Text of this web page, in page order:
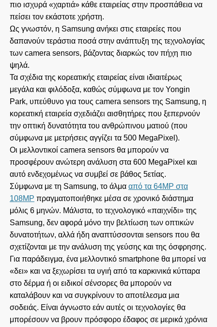
πιο ισχυρά «χαρτιά» κάθε εταιρείας στην προσπάθεια να
πείσει τον εκάστοτε χρήστη.
Ως γνωστόν, η Samsung ανήκει στις εταιρείες που
δαπανούν τεράστια ποσά στην ανάπτυξη της τεχνολογίας
των camera sensors, βάζοντας διαρκώς τον πήχη πιο
ψηλά.
Τα σχέδια της κορεατικής εταιρείας είναι ιδιαιτέρως
μεγάλα και φιλόδοξα, καθώς σύμφωνα με τον Yongin
Park, υπεύθυνο για τους camera sensors της Samsung, η
κορεατική εταιρεία σχεδιάζει αισθητήρες που ξεπερνούν
την οπτική δυνατότητα του ανθρώπινου ματιού (που
σύμφωνα με μετρήσεις αγγίζει τα 500 MegaPixel).
Οι μελλοντικοί camera sensors θα μπορούν να
προσφέρουν ανώτερη ανάλυση στα 600 MegaPixel και
αυτό ενδεχομένως να συμβεί σε βάθος 5ετίας.
Σύμφωνα με τη Samsung, το άλμα από τα 64MP στα
108MP πραγματοποιήθηκε μέσα σε χρονικό διάστημα
μόλις 6 μηνών. Μάλιστα, το τεχνολογικό «παιχνίδι» της
Samsung, δεν αφορά μόνο την βελτίωση των οπτικών
δυνατοτήτων, αλλά ήδη αναπτύσσονται sensors που θα
σχετίζονται με την ανάλυση της γεύσης και της όσφρησης.
Για παράδειγμα, ένα μελλοντικό smartphone θα μπορεί να
«δει» και να ξεχωρίσει τα υγιή από τα καρκινικά κύτταρα
στο δέρμα ή οι ειδικοί σένσορες θα μπορούν να
καταλάβουν και να συγκρίνουν το αποτέλεσμα μια
σοδειάς. Είναι άγνωστο εάν αυτές οι τεχνολογίες θα
μπορέσουν να βρουν πρόσφορο έδαφος σε μερικά χρόνια